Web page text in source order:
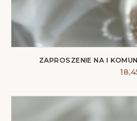
ZAPROSZENIE NA I